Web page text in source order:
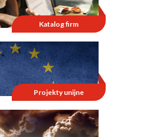
Katalog firm
Projekty unijne